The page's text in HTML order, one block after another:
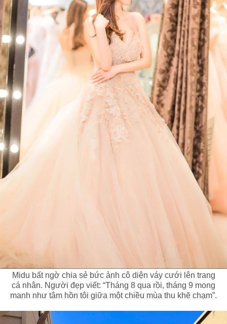
Midu bất ngờ chia sẻ bức ảnh cô diện váy cưới lên trang
cá nhân. Người đẹp viết: “Tháng 8 qua rồi, tháng 9 mong
manh như tâm hồn tôi giữa một chiều mùa thu khẽ chạm”.